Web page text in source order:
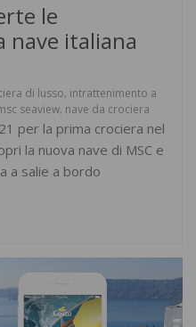
le
nave italiana
di lusso, intrattenimento a
seaview, nave da crociera
per la prima crociera nel
la nuova nave di MSC e
a salie a bordo